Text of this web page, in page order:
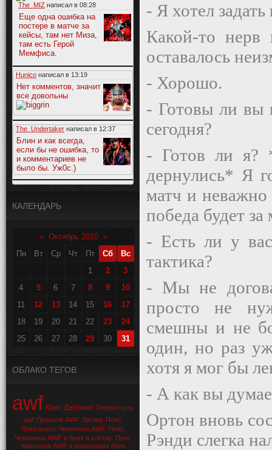
The_MIZ написал в 08:28
Еще одна ошибка на
постере в матче за
кейсы, там нет Миза,
там есть Герой
Мемфиса.
Hunico написал в 13:19
Нет комментов, значит
все довольны
The_Undertaker написал в 12:37
Блин и как всегда,
если бы не ошибка, то
и комментариев не
было бы. Уж0с.)
КАЛЕНДАРЬ
« Октябрь 2010 »
Пн
Вт Ср Чт Пт Сб
Вс
1
2
3
4
5 6 7 8 9
10
11
12 13 14 15 16
17
18
19 20 21 22 23
24
25
26 27 28 29 30 31
ОБЛАКО ТЕГОВ
awf Крис Джерико Первое шоу
awf Правила AWF Зиглер Пояс
Локального Чемпиона AWF Пояс
Чемпиона AWF в боях в клетке.
Пояс
Чемпиона AWF в командных боях
- Я хотел
Какой-то нерв
оставалось
- Хорошо.
- Готовы ли вы
сегодня?
- Готов ли я?
дернулись* Я
матч и неважно
победа будет
- Есть ли у
тактика?
- Мы не
просто не
смешны и не
один, но раз
хотя я мог бы
- А как вы
Ортон вновь
Рэнди слегка